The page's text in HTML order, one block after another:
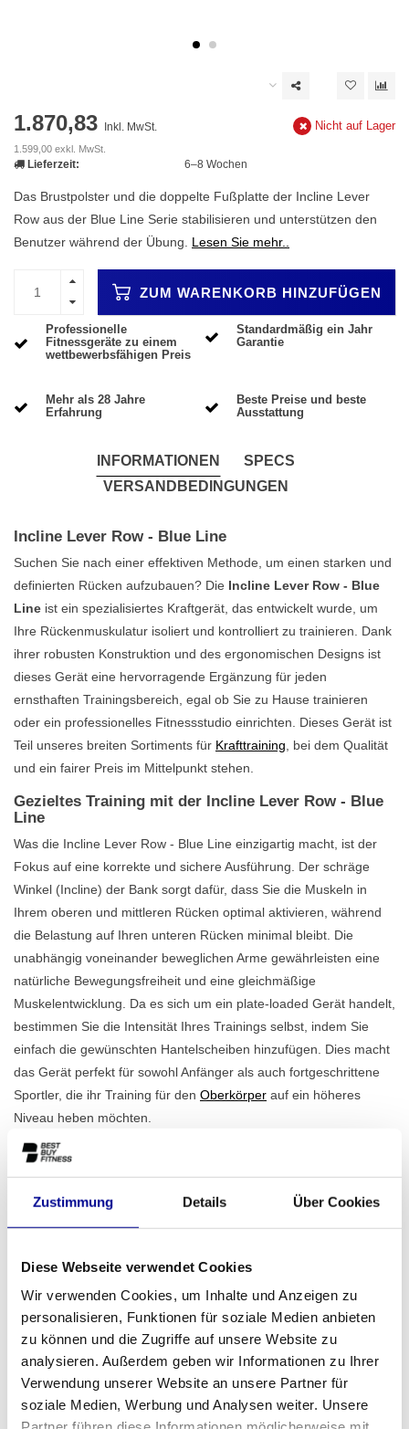
Zustimmung Details Über Cookies
Diese Webseite verwendet Cookies
Wir verwenden Cookies, um Inhalte und Anzeigen zu
personalisieren, Funktionen für soziale Medien anbieten
zu können und die Zugriffe auf unsere Website zu
analysieren. Außerdem geben wir Informationen zu Ihrer
Verwendung unserer Website an unsere Partner für
soziale Medien, Werbung und Analysen weiter. Unsere
1.870,83 Inkl. MwSt.
1.599,00 exkl. MwSt.
Nicht auf Lager
Lieferzeit: 6–8 Wochen
Das Brustpolster und die doppelte Fußplatte der Incline Lever
Row aus der Blue Line Serie stabilisieren und unterstützen den
Benutzer während der Übung. Lesen Sie mehr..
ZUM WARENKORB HINZUFÜGEN
Professionelle
Fitnessgeräte zu einem
wettbewerbsfähigen Preis
Standardmäßig ein Jahr
Garantie
Mehr als 28 Jahre
Erfahrung
Beste Preise und beste
Ausstattung
INFORMATIONEN
SPECS
VERSANDBEDINGUNGEN
Incline Lever Row - Blue Line
Suchen Sie nach einer effektiven Methode, um einen starken und
definierten Rücken aufzubauen? Die Incline Lever Row - Blue
Line ist ein spezialisiertes Kraftgerät, das entwickelt wurde, um
Ihre Rückenmuskulatur isoliert und kontrolliert zu trainieren. Dank
ihrer robusten Konstruktion und des ergonomischen Designs ist
dieses Gerät eine hervorragende Ergänzung für jeden
ernsthaften Trainingsbereich, egal ob Sie zu Hause trainieren
oder ein professionelles Fitnessstudio einrichten. Dieses Gerät ist
Teil unseres breiten Sortiments für Krafttraining , bei dem Qualität
und ein fairer Preis im Mittelpunkt stehen.
Gezieltes Training mit der Incline Lever Row - Blue
Line
Was die Incline Lever Row - Blue Line einzigartig macht, ist der
Fokus auf eine korrekte und sichere Ausführung. Der schräge
Winkel (Incline) der Bank sorgt dafür, dass Sie die Muskeln in
Ihrem oberen und mittleren Rücken optimal aktivieren, während
die Belastung auf Ihren unteren Rücken minimal bleibt. Die
unabhängig voneinander beweglichen Arme gewährleisten eine
natürliche Bewegungsfreiheit und eine gleichmäßige
Muskelentwicklung. Da es sich um ein plate-loaded Gerät handelt,
bestimmen Sie die Intensität Ihres Trainings selbst, indem Sie
einfach die gewünschten Hantelscheiben hinzufügen. Dies macht
das Gerät perfekt für sowohl Anfänger als auch fortgeschrittene
Sportler, die ihr Training für den Oberkörper auf ein höheres
Niveau heben möchten.
Für den ambitionierten Heimsportler und das
professionelle Fitnessstudio
Dank der langlebigen Materialien und des stabilen Rahmens von
Investition für verschiedene Umgebungen. Richten Sie ein
dieses Gerät eine sichere und effiziente Möglichkeit, Ihren
Physiotherapiepraxen und Firmenfitnessbereiche ist dieses Gerät
eine zuverlässige Erweiterung, die Ihren Mitgliedern eine
spezifische und effektive Trainingsoption bietet. Entdecken Sie die
Möglichkeiten unserer geschäftlichen Fitnesslösungen, vom Kauf